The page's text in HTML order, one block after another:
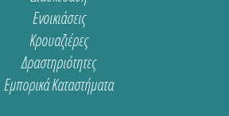
Ενοικιάσεις
Κρουαζιέρες
Δραστηριότητες
Εμπορικά Καταστήματα